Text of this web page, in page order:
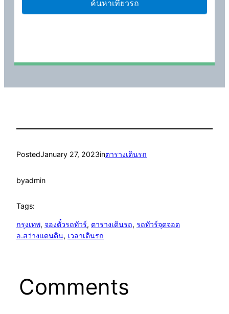
PostedJanuary 27, 2023inตารางเดินรถ
byadmin
Tags:
กรุงเทพ, จองตั๋วรถทัวร์, ตารางเดินรถ, รถทัวร์จุดจอด
อ.สว่างแดนดิน, เวลาเดินรถ
Comments